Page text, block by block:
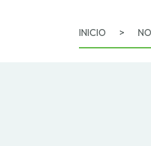
INICIO >